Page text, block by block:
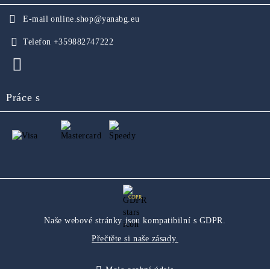
E-mail online.shop@yanabg.eu
Telefon +359882747222
Práce s
GDPR
Naše webové stránky jsou kompatibilní s GDPR.
Přečtěte si naše zásady.